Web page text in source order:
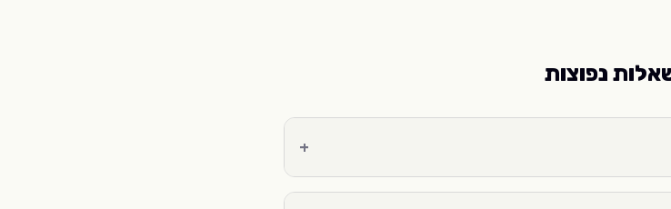
נפוצות
+